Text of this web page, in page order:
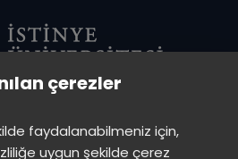
çerezler
faydalanabilmeniz için,
uygun şekilde çerez
- Ayazağa Mah. Azerbaycan Cad.